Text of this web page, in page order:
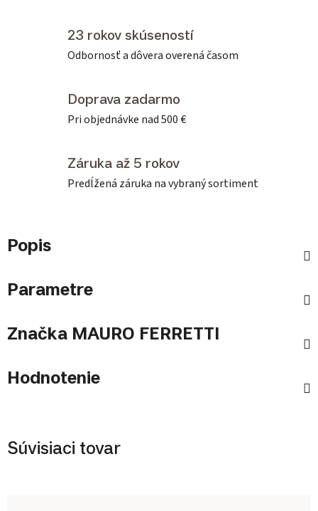
23 rokov skúseností
Odbornosť a dôvera overená časom
Doprava zadarmo
Pri objednávke nad 500 €
Záruka až 5 rokov
Predĺžená záruka na vybraný sortiment
Popis
Parametre
Značka MAURO FERRETTI
Hodnotenie
Súvisiaci tovar